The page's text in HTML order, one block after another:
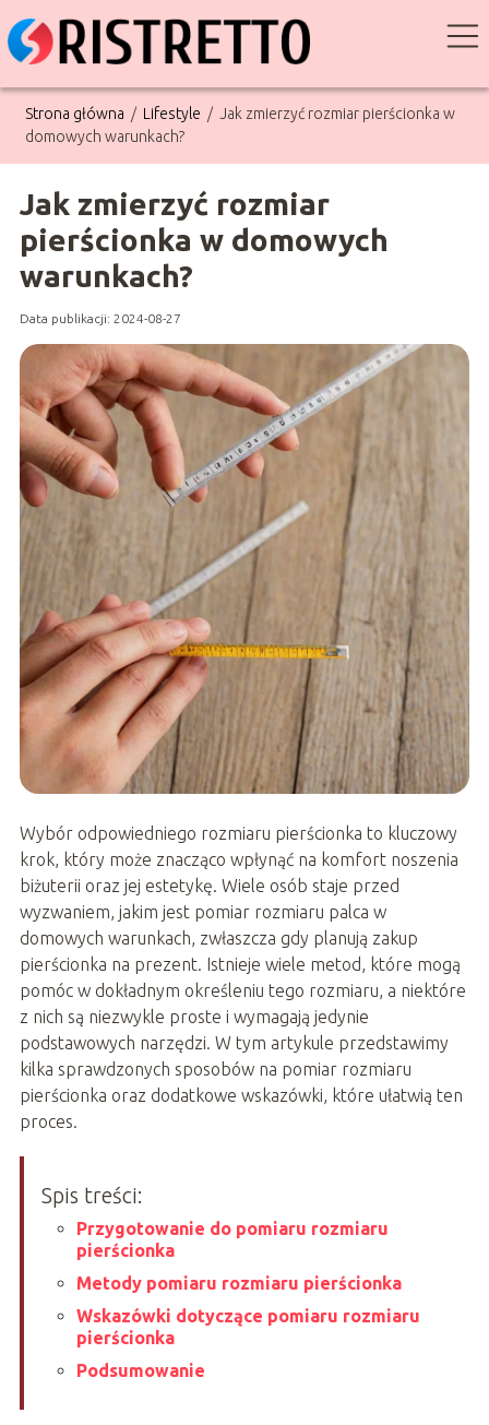
Strona główna / Lifestyle / Jak zmierzyć rozmiar pierścionka w
domowych warunkach?
Jak zmierzyć rozmiar
pierścionka w domowych
warunkach?
Data publikacji: 2024-08-27
Wybór odpowiedniego rozmiaru pierścionka to kluczowy
krok, który może znacząco wpłynąć na komfort noszenia
biżuterii oraz jej estetykę. Wiele osób staje przed
wyzwaniem, jakim jest pomiar rozmiaru palca w
domowych warunkach, zwłaszcza gdy planują zakup
pierścionka na prezent. Istnieje wiele metod, które mogą
pomóc w dokładnym określeniu tego rozmiaru, a niektóre
z nich są niezwykle proste i wymagają jedynie
podstawowych narzędzi. W tym artykule przedstawimy
kilka sprawdzonych sposobów na pomiar rozmiaru
pierścionka oraz dodatkowe wskazówki, które ułatwią ten
proces.
Spis treści:
Przygotowanie do pomiaru rozmiaru
pierścionka
Metody pomiaru rozmiaru pierścionka
Wskazówki dotyczące pomiaru rozmiaru
pierścionka
Podsumowanie